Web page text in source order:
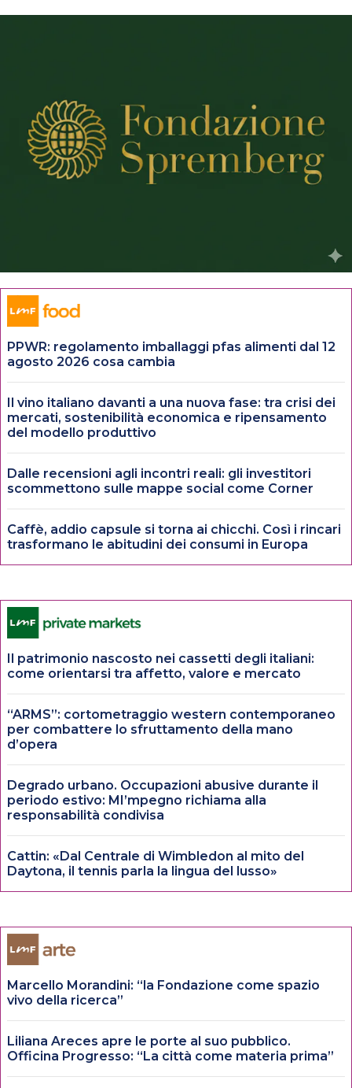
PPWR: regolamento imballaggi pfas alimenti dal 12
agosto 2026 cosa cambia
Il vino italiano davanti a una nuova fase: tra crisi dei
mercati, sostenibilità economica e ripensamento
del modello produttivo
Dalle recensioni agli incontri reali: gli investitori
scommettono sulle mappe social come Corner
Caffè, addio capsule si torna ai chicchi. Così i rincari
trasformano le abitudini dei consumi in Europa
Il patrimonio nascosto nei cassetti degli italiani:
come orientarsi tra affetto, valore e mercato
“ARMS”: cortometraggio western contemporaneo
per combattere lo sfruttamento della mano
d’opera
Degrado urbano. Occupazioni abusive durante il
periodo estivo: MI’mpegno richiama alla
responsabilità condivisa
Cattin: «Dal Centrale di Wimbledon al mito del
Daytona, il tennis parla la lingua del lusso»
Marcello Morandini: “la Fondazione come spazio
vivo della ricerca”
Liliana Areces apre le porte al suo pubblico.
Officina Progresso: “La città come materia prima”